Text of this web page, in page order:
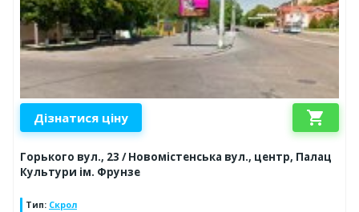
Дізнатися ціну shopping_cart
Горького вул., 23 / Новомістенська вул., центр, Палац
Культури ім. Фрунзе
Тип: Скрол